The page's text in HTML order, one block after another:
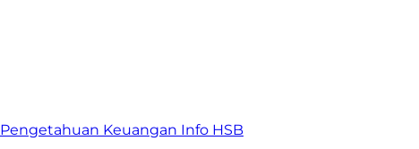
Pengetahuan Keuangan Info HSB